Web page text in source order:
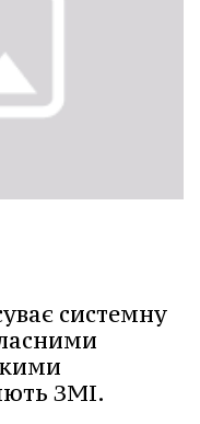
системну
ЗМІ.